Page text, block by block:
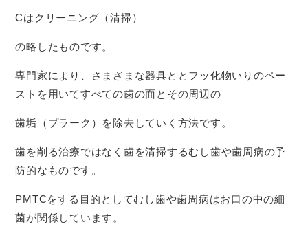
Cはクリーニング（清掃）
の略したものです。
専門家により、さまざまな器具ととフッ化物いりのペー
ストを用いてすべての歯の面とその周辺の
歯垢（プラーク）を除去していく方法です。
歯を削る治療ではなく歯を清掃するむし歯や歯周病の予
防的なものです。
PMTCをする目的としてむし歯や歯周病はお口の中の細
菌が関係しています。